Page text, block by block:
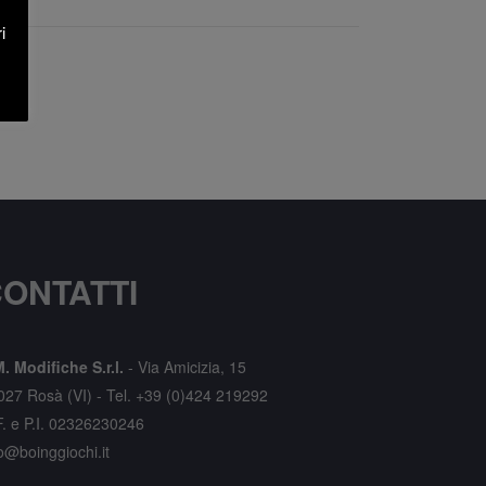
Modifiche S.r.l. - Via Amicizia, 15
Rosà (VI) - Tel. +39 (0)424 219292
e P.I. 02326230246